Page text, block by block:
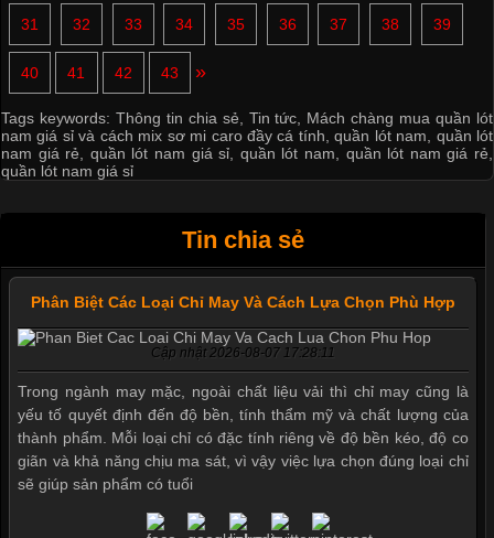
31 32 33 34 35 36 37 38 39
40 41 42 43 »
Tags keywords: Thông tin chia sẻ, Tin tức, Mách chàng mua quần lót
nam giá sỉ và cách mix sơ mi caro đầy cá tính,quần lót nam, quần lót
nam giá rẻ, quần lót nam giá sỉ, quần lót nam, quần lót nam giá rẻ,
quần lót nam giá sỉ
Tin chia sẻ
Phân Biệt Các Loại Chỉ May Và Cách Lựa Chọn Phù Hợp
Cập nhật 2026-08-07 17:28:11
Trong ngành may mặc, ngoài chất liệu vải thì chỉ may cũng là
yếu tố quyết định đến độ bền, tính thẩm mỹ và chất lượng của
thành phẩm. Mỗi loại chỉ có đặc tính riêng về độ bền kéo, độ co
giãn và khả năng chịu ma sát, vì vậy việc lựa chọn đúng loại chỉ
sẽ giúp sản phẩm có tuổi